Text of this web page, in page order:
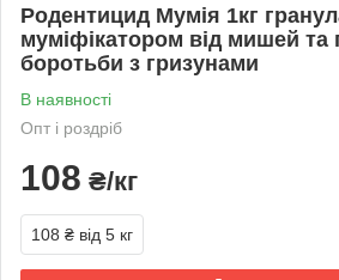
Родентицид Мумія 1кг
муміфікатором від мишей та
боротьби з гризунами
В наявності
Опт і роздріб
108 ₴/кг
108 ₴ від 5 кг